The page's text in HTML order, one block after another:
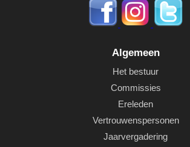
Algemeen
Het bestuur
Commissies
Ereleden
Vertrouwenspersonen
Jaarvergadering